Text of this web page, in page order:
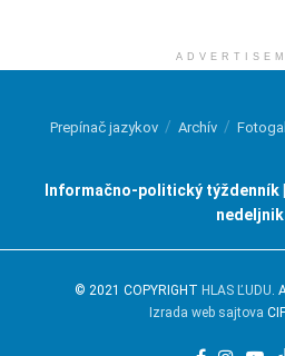
Prepínač jazykov Archív
Informačno-politický
nedeljnik
© 2021 COPYRIGHT HLAS ĽUDU.
Izrada web sajtova